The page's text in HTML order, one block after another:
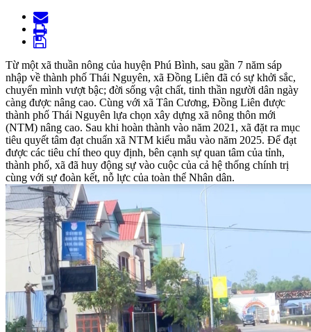
Từ một xã thuần nông của huyện Phú Bình, sau gần 7 năm sáp
nhập về thành phố Thái Nguyên, xã Đồng Liên đã có sự khởi sắc,
chuyển mình vượt bậc; đời sống vật chất, tinh thần người dân ngày
càng được nâng cao. Cùng với xã Tân Cương, Đồng Liên được
thành phố Thái Nguyên lựa chọn xây dựng xã nông thôn mới
(NTM) nâng cao. Sau khi hoàn thành vào năm 2021, xã đặt ra mục
tiêu quyết tâm đạt chuẩn xã NTM kiểu mẫu vào năm 2025. Để đạt
được các tiêu chí theo quy định, bên cạnh sự quan tâm của tỉnh,
thành phố, xã đã huy động sự vào cuộc của cả hệ thống chính trị
cùng với sự đoàn kết, nỗ lực của toàn thể Nhân dân.